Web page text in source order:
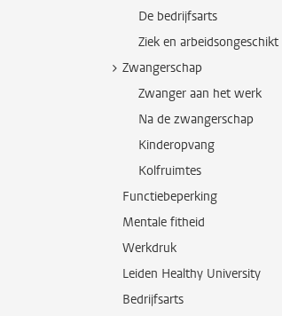
De bedrijfsarts
Ziek en arbeidsongeschikt
Zwangerschap
Zwanger aan het werk
Na de zwangerschap
Kinderopvang
Kolfruimtes
Functiebeperking
Mentale fitheid
Werkdruk
Leiden Healthy University
Bedrijfsarts